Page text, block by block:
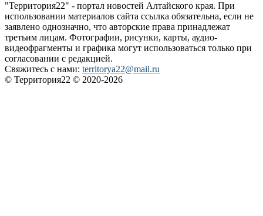
"Территория22" - портал новостей Алтайского края. При
использовании материалов сайта ссылка обязательна, если не
заявлено однозначно, что авторские права принадлежат
третьим лицам. Фотографии, рисунки, карты, аудио-
видеофрагменты и графика могут использоваться только при
согласовании с редакцией.
Свяжитесь с нами: territorya22@mail.ru
© Территория22 © 2020-2026